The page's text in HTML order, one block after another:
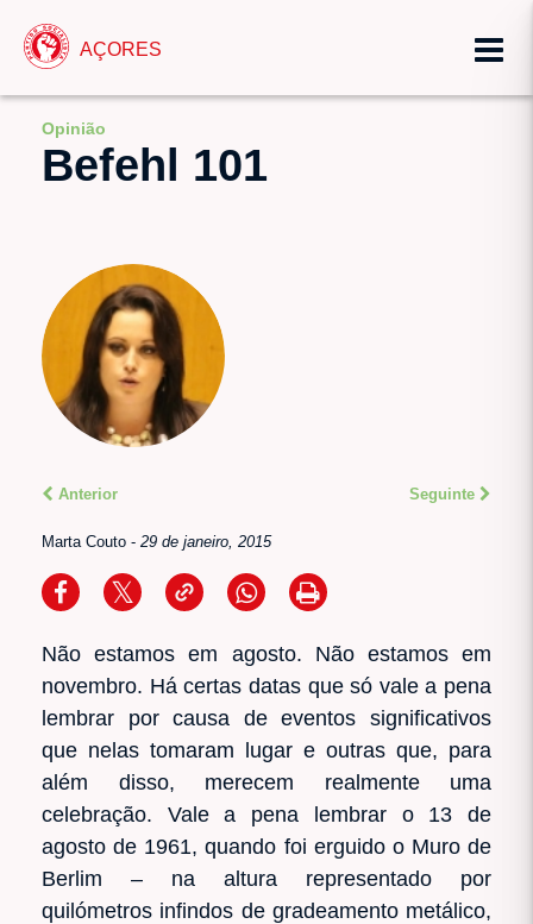
AÇORES
Opinião
Befehl 101
Anterior Seguinte
Marta Couto - 29 de janeiro, 2015
Não estamos em agosto. Não estamos em
novembro. Há certas datas que só vale a pena
lembrar por causa de eventos significativos
que nelas tomaram lugar e outras que, para
além disso, merecem realmente uma
celebração. Vale a pena lembrar o 13 de
agosto de 1961, quando foi erguido o Muro de
Berlim – na altura representado por
quilómetros infindos de gradeamento metálico,